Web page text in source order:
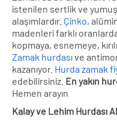
istenilen sertlik ve
alaşımlardır. Çinko,
madenleri farklı
kopmaya, esnemeye,
Zamak hurdasıve
kazanıyor. Hurda zamak
edebilirsiniz. En yakın
Hemen arayın
Kalay ve Lehim Hurdası